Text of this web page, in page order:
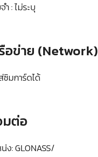
: ไม่ระบุ
อข่าย (Network)
ซิมการ์ดได้
มต่อ
ง: GLONASS/